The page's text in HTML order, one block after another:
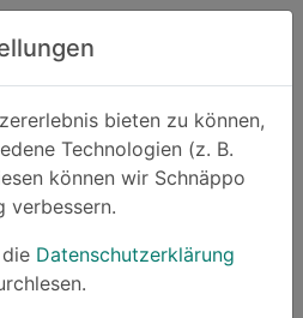
Zum Hauptinhalt springen
bieten zu können,
Technologien (z. B.
können wir Schnäppo
verbessern.
Datenschutzerklärung
Suchen
und Computer
-17%